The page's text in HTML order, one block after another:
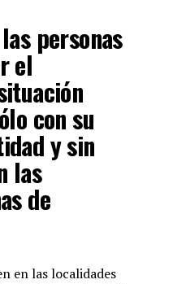
personas
el
con su
y sin
las
de
en las localidades